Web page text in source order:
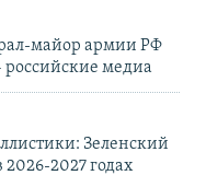
майор армии РФ
российские медиа
Зеленский
2027 годах